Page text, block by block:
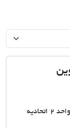
خیابان شهید انصاری بلوک N8 طبقه اول واحد 2 اتحادیه